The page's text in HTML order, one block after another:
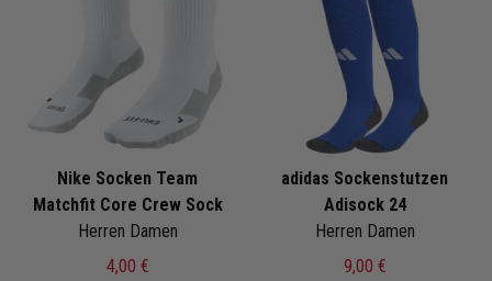
Nike Socken Team
Matchfit Core Crew Sock
Herren Damen
4,00 €
adidas Sockenstutzen
Adisock 24
Herren Damen
9,00 €